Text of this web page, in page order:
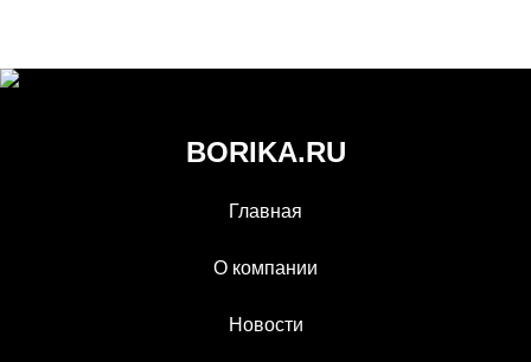
BORIKA.RU
Главная
О компании
Новости